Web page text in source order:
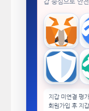
갑 중심으로 안
Trust
지갑 미연결 평
회원가입 후 지